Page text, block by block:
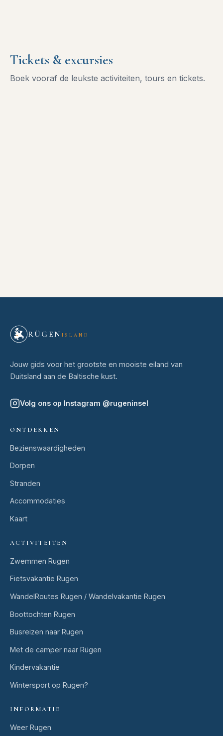
Tickets & excursies
Boek vooraf de leukste activiteiten, tours en tickets.
RÜGEN ISLAND
Jouw gids voor het grootste en mooiste eiland van
Duitsland aan de Baltische kust.
Volg ons op Instagram @rugeninsel
ONTDEKKEN
Bezienswaardigheden
Dorpen
Stranden
Accommodaties
Kaart
ACTIVITEITEN
Zwemmen Rugen
Fietsvakantie Rugen
WandelRoutes Rugen / Wandelvakantie Rugen
Boottochten Rugen
Busreizen naar Rugen
Met de camper naar Rügen
Kindervakantie
Wintersport op Rugen?
INFORMATIE
Weer Rugen